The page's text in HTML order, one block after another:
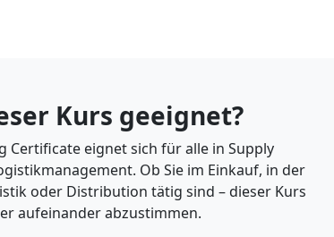
Kurs geeignet?
Certificate eignet sich für alle in Supply
Ob Sie im Einkauf, in der
oder Distribution tätig sind – dieser Kurs
aufeinander abzustimmen.